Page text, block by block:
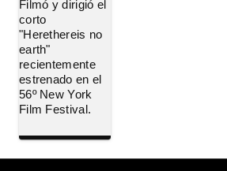
Filmó y dirigió el
corto
"Herethereis no
earth"
recientemente
estrenado en el
56º New York
Film Festival.